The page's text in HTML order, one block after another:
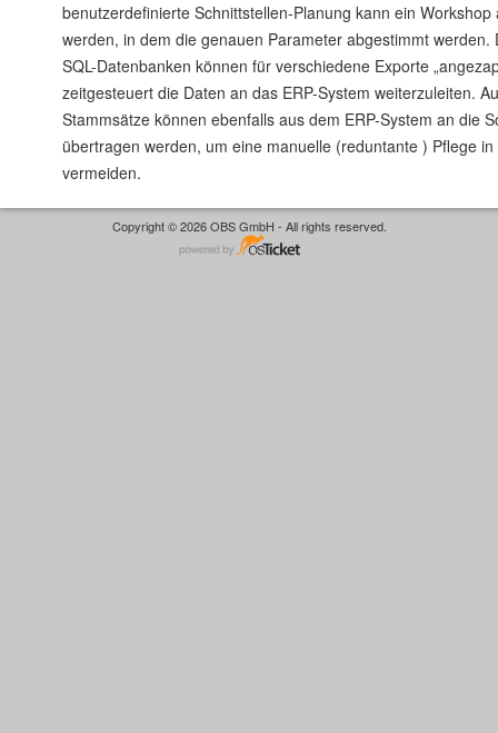
benutzerdefinierte Schnittstellen-Planung kann ein Workshop
werden, in dem die genauen Parameter abgestimmt werden.
SQL-Datenbanken können für verschiedene Exporte
zeitgesteuert die Daten an das ERP-System weiterzuleiten.
Stammsätze können ebenfalls aus dem ERP-System an die
übertragen werden, um eine manuelle (reduntante ) Pflege
vermeiden.
Copyright © 2026 OBS GmbH - All rights reserved.